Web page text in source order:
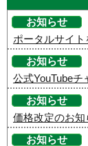
お知らせ
ポータルサイ
お知らせ
公式YouTubeチ
お知らせ
価格改定のお知
お知らせ